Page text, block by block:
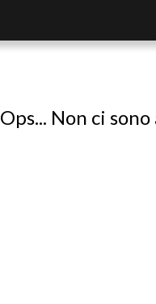
Ops... Non ci